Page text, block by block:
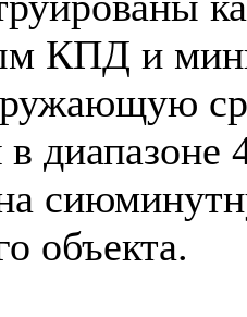
КПД и
в
объекта.